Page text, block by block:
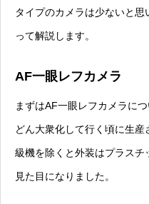
タイプのカメラは少ないと
って解説します。
AF一眼レフカメラ
まずはAF一眼レフカメラに
どん大衆化して行く頃に生
級機を除くと外装はプラス
見た目になりました。